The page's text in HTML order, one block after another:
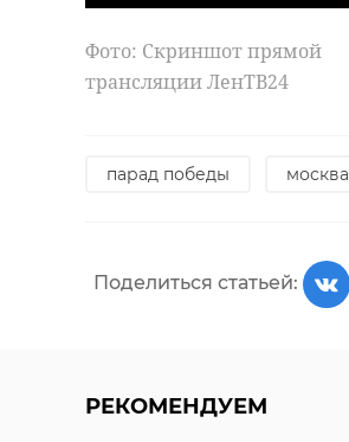
Фото: Скриншот прямой
трансляции ЛенТВ24
парад победы москва
Поделиться статьей:
РЕКОМЕНДУЕМ